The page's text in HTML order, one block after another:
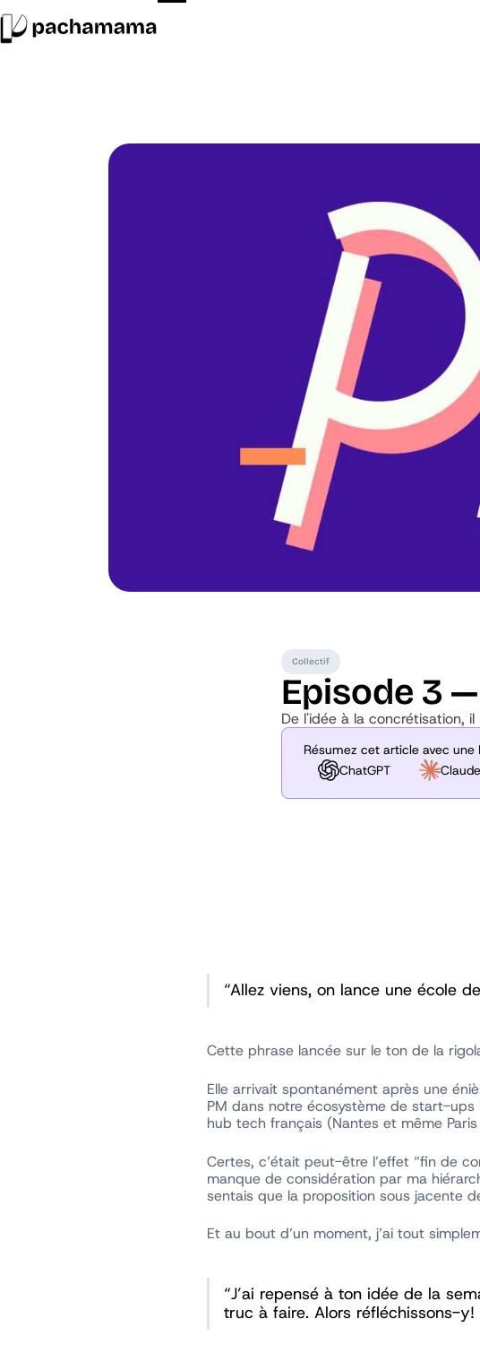
Collectif
Episode 3 —
De l'idée à la concrétisation,
Résumez cet article avec une
ChatGPT
Claude
“Allez viens, on lance une école
Cette phrase lancée sur le ton de la
Elle arrivait spontanément après une
PM dans notre écosystème de start-
hub tech français (Nantes et même
Certes, c’était peut-être l’effet “fin de
manque de considération par ma
sentais que la proposition sous jacente
Et au bout d’un moment, j’ai tout
“J’ai repensé à ton idée de la
truc à faire. Alors réfléchissons-